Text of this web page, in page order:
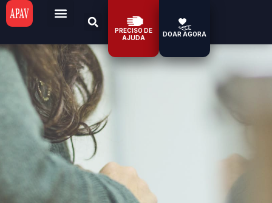
PRECISO DE
AJUDA
DOAR AGORA